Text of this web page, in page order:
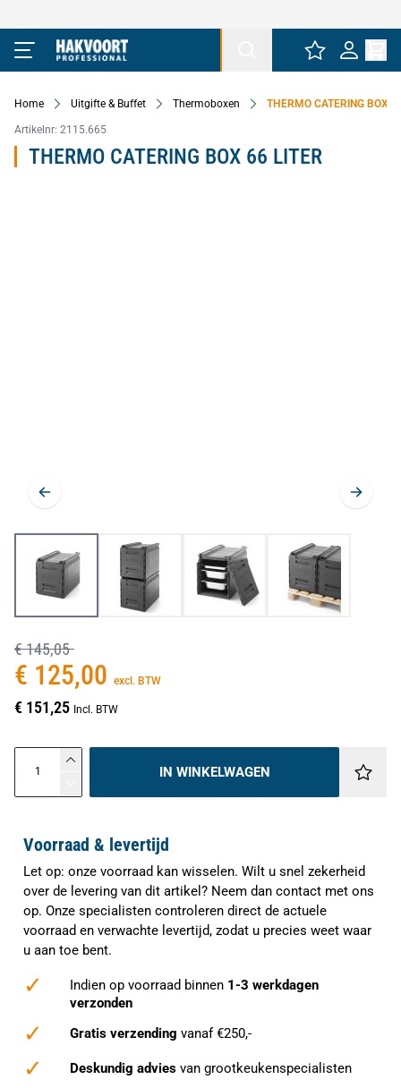
Ga naar de inhoud
Home Uitgifte & Buffet Thermoboxen THERMO CATERING BOX
Artikelnr: 2115.665
THERMO CATERING BOX 66 LITER
€ 145,05
€ 125,00 excl. BTW
€ 151,25 Incl. BTW
IN WINKELWAGEN
Voorraad & levertijd
Let op: onze voorraad kan wisselen. Wilt u snel zekerheid
over de levering van dit artikel? Neem dan contact met ons
op. Onze specialisten controleren direct de actuele
voorraad en verwachte levertijd, zodat u precies weet waar
u aan toe bent.
✓ Indien op voorraad binnen 1-3 werkdagen
verzonden
✓ Gratis verzending vanaf €250,-
✓ Deskundig advies van grootkeukenspecialisten